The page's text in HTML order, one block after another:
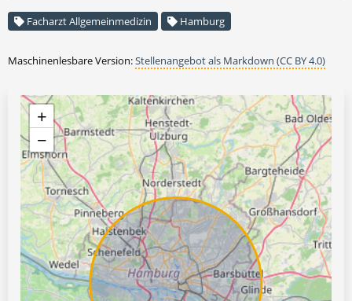
Facharzt Allgemeinmedizin Hamburg
Maschinenlesbare Version:Stellenangebot als Markdown (CC BY 4.0)
+
−